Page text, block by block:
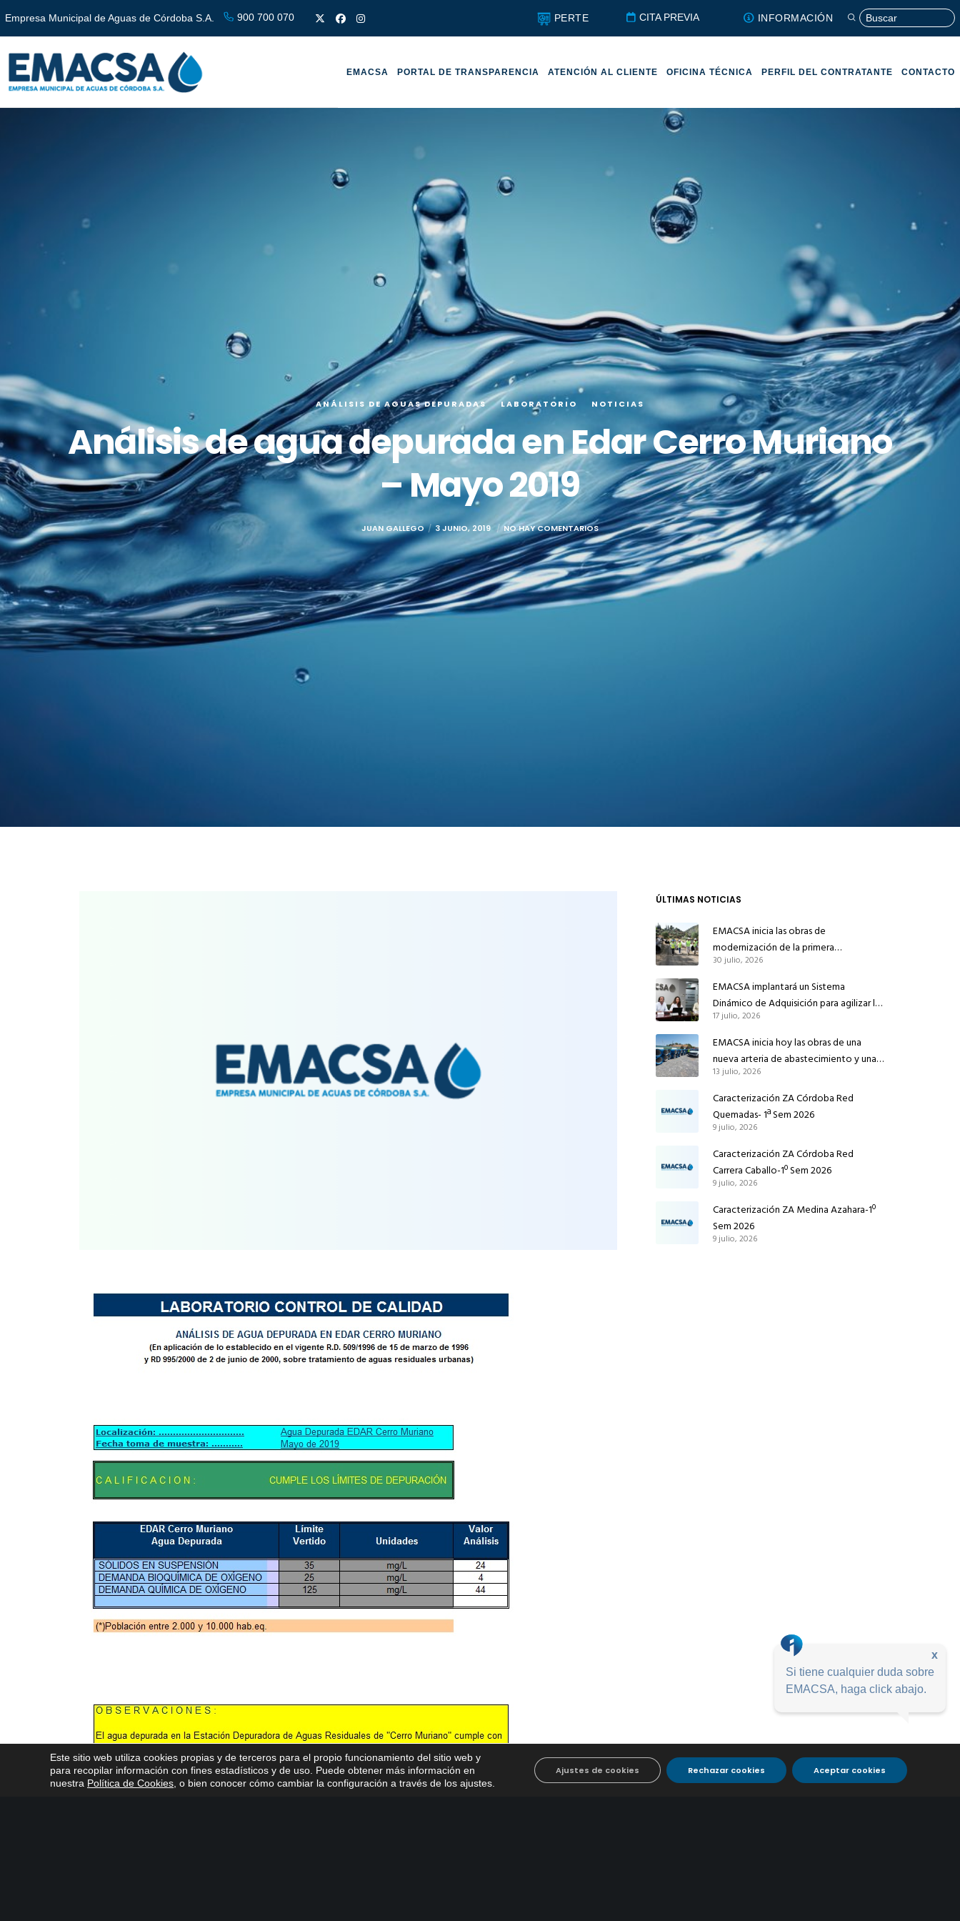
Empresa Municipal de Aguas de Córdoba S.A. 900 700 070 PERTE CITA PREVIA INFORMACIÓN
EMACSA PORTAL DE TRANSPARENCIA ATENCIÓN AL CLIENTE OFICINA TÉCNICA PERFIL DEL CONTRATANTE CONTACTO
ANÁLISIS DE AGUAS DEPURADAS LABORATORIO NOTICIAS
Análisis de agua depurada en Edar Cerro Muriano
– Mayo 2019
JUAN GALLEGO 3 JUNIO, 2019 NO HAY COMENTARIOS
ÚLTIMAS NOTICIAS
EMACSA inicia las obras de
modernización de la primera
conducción de abastecimiento para
reforzar el suministro de agua de
Córdoba
30 julio, 2026
EMACSA implantará un Sistema
Dinámico de Adquisición para agilizar la
contratación de obras en sus redes e
instalaciones
17 julio, 2026
EMACSA inicia hoy las obras de una
nueva arteria de abastecimiento y una
red de agua no potable en Ingeniero
Ruiz de Azúa
13 julio, 2026
Caracterización ZA Córdoba Red
Quemadas- 1ª Sem 2026
9 julio, 2026
Caracterización ZA Córdoba Red
Carrera Caballo-1º Sem 2026
9 julio, 2026
Caracterización ZA Medina Azahara-1º
Sem 2026
9 julio, 2026
Este sitio web utiliza cookies propias y de terceros para el propio funcionamiento del sitio web y
para recopilar información con fines estadísticos y de uso. Puede obtener más información en
nuestra Política de Cookies , o bien conocer cómo cambiar la configuración a través de los ajustes
Aceptar cookies
Rechazar cookies
Ajustes de cookies
x
Si tiene cualquier duda sobre
EMACSA, haga click abajo.